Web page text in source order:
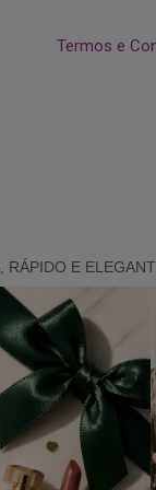
RÁPIDO E